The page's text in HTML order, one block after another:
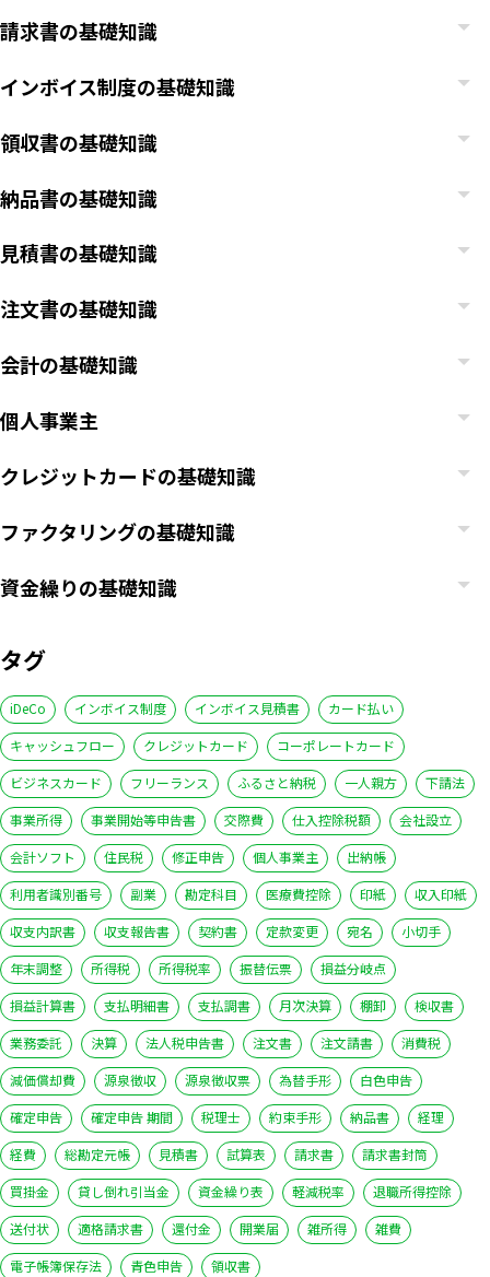
請求書の基礎知識
インボイス制度の基礎知識
領収書の基礎知識
納品書の基礎知識
見積書の基礎知識
注文書の基礎知識
会計の基礎知識
個人事業主
クレジットカードの基礎知識
ファクタリングの基礎知識
資金繰りの基礎知識
タグ
iDeCo インボイス制度 インボイス見積書
カード払い
キャッシュフロー
クレジットカード
コーポレートカード
ビジネスカード
フリーランス ふるさと納税 一人親方
下請法
事業所得
事業開始等申告書 交際費 仕入控除税額
会社設立
会計ソフト
住民税 修正申告 個人事業主
出納帳
利用者識別番号
副業 勘定科目 医療費控除 印紙
収入印紙
収支内訳書
収支報告書 契約書 定款変更 宛名
小切手
年末調整
所得税 所得税率 振替伝票
損益分岐点
損益計算書
支払明細書 支払調書 月次決算 棚卸
検収書
業務委託
決算 法人税申告書 注文書 注文請書
消費税
減価償却費
源泉徴収 源泉徴収票 為替手形
白色申告
確定申告
確定申告 期間 税理士 約束手形 納品書
経理
経費
総勘定元帳 見積書 試算表 請求書
請求書封筒
買掛金
貸し倒れ引当金 資金繰り表 軽減税率
退職所得控除
送付状
適格請求書 還付金 開業届 雑所得
雑費
電子帳簿保存法
青色申告 領収書